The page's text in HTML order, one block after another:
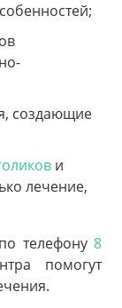
создающие
и
лечение,
телефону 8
помогут